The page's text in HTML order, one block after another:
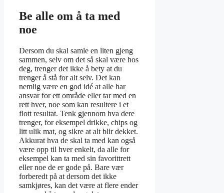
Be alle om å ta med
noe
Dersom du skal samle en liten gjeng
sammen, selv om det så skal være hos
deg, trenger det ikke å bety at du
trenger å stå for alt selv. Det kan
nemlig være en god idé at alle har
ansvar for ett område eller tar med en
rett hver, noe som kan resultere i et
flott resultat. Tenk gjennom hva dere
trenger, for eksempel drikke, chips og
litt ulik mat, og sikre at alt blir dekket.
Akkurat hva de skal ta med kan også
være opp til hver enkelt, da alle for
eksempel kan ta med sin favorittrett
eller noe de er gode på. Bare vær
forberedt på at dersom det ikke
samkjøres, kan det være at flere ender